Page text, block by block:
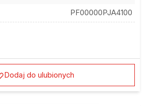
PF00000PJA4100
Dodaj do ulubionych